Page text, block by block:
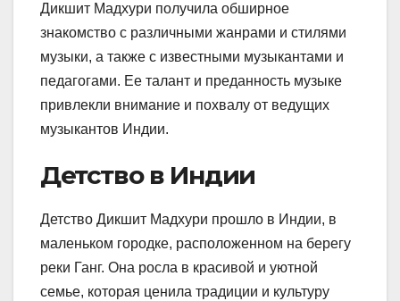
Дикшит Мадхури получила обширное
знакомство с различными жанрами и стилями
музыки, а также с известными музыкантами и
педагогами. Ее талант и преданность музыке
привлекли внимание и похвалу от ведущих
музыкантов Индии.
Детство в Индии
Детство Дикшит Мадхури прошло в Индии, в
маленьком городке, расположенном на берегу
реки Ганг. Она росла в красивой и уютной
семье, которая ценила традиции и культуру